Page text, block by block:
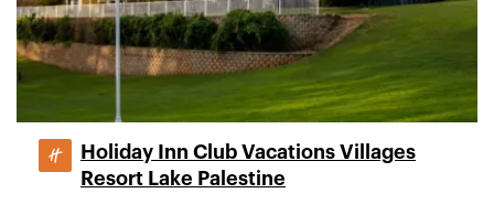
Holiday Inn Club Vacations Villages
Resort Lake Palestine